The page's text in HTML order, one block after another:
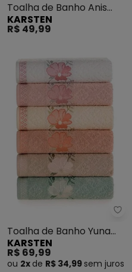
Toalha de Banho Anis
(Hortênsia/Rosa)
KARSTEN
R$ 49,99
Toalha de Banho Yuna
(Rosé)
KARSTEN
R$ 69,99
ou 2x de R$ 34,99 sem juros